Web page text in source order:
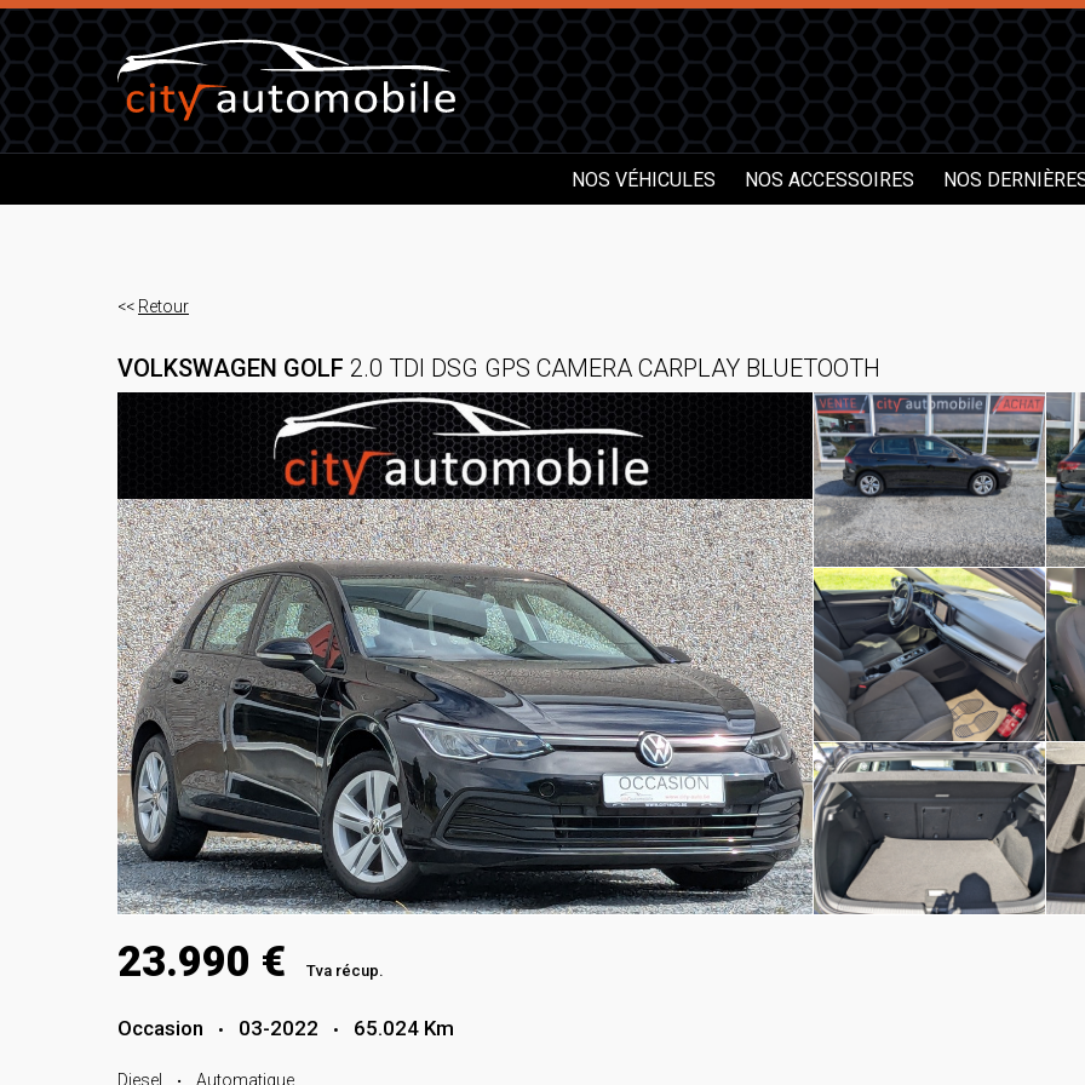
NOS VÉHICULES NOS ACCESSOIRES NOS
<< Retour
VOLKSWAGEN GOLF 2.0 TDI DSG GPS CAMERA CARPLAY BLUETOOTH
23.990 € Tva récup.
Occasion • 03-2022 • 65.024 Km
Diesel Automatique